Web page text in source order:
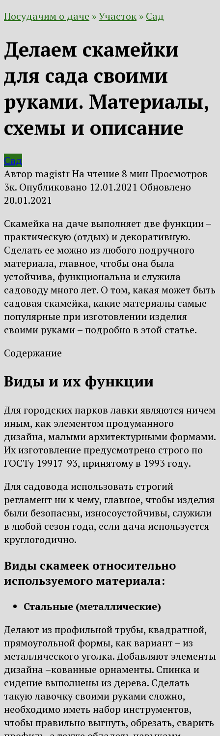
Посудачим о даче »Участок » Сад
Делаем скамейки
для сада своими
руками. Материалы,
схемы и описание
Сад
Автор magistrНа чтение 8 минПросмотров
3к. Опубликовано 12.01.2021 Обновлено
20.01.2021
Скамейка на даче выполняет две функции –
практическую (отдых) и декоративную.
Сделать ее можно из любого подручного
материала, главное, чтобы она была
устойчива, функциональна и служила
садоводу много лет. О том, какая может быть
садовая скамейка, какие материалы самые
популярные при изготовлении изделия
своими руками – подробно в этой статье.
Содержание
Виды и их функции
Для городских парков лавки являются ничем
иным, как элементом продуманного
дизайна, малыми архитектурными формами.
Их изготовление предусмотрено строго по
ГОСТу 19917-93, принятому в 1993 году.
Для садовода использовать строгий
регламент ни к чему, главное, чтобы изделия
были безопасны, износоустойчивы, служили
в любой сезон года, если дача используется
круглогодично.
Виды скамеек относительно
используемого материала:
Стальные (металлические)
Делают из профильной трубы, квадратной,
прямоугольной формы, как вариант – из
металлического уголка. Добавляют элементы
дизайна –кованные орнаменты. Спинка и
сидение выполнены из дерева. Сделать
такую лавочку своими руками сложно,
необходимо иметь набор инструментов,
чтобы правильно выгнуть, обрезать, сварить